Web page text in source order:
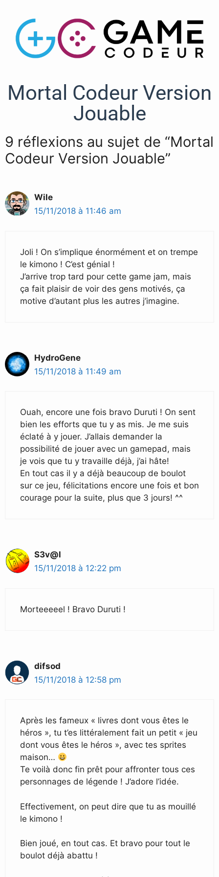
Mortal Codeur Version
Jouable
9 réflexions au sujet de “Mortal
Codeur Version Jouable”
Wile
15/11/2018 à 11:46 am
Joli ! On s’implique énormément et on trempe
le kimono ! C’est génial !
J’arrive trop tard pour cette game jam, mais
ça fait plaisir de voir des gens motivés, ça
motive d’autant plus les autres j’imagine.
HydroGene
15/11/2018 à 11:49 am
Ouah, encore une fois bravo Duruti ! On sent
bien les efforts que tu y as mis. Je me suis
éclaté à y jouer. J’allais demander la
possibilité de jouer avec un gamepad, mais
je vois que tu y travaille déjà, j’ai hâte!
En tout cas il y a déjà beaucoup de boulot
sur ce jeu, félicitations encore une fois et bon
courage pour la suite, plus que 3 jours! ^^
S3v@l
15/11/2018 à 12:22 pm
Morteeeeel ! Bravo Duruti !
difsod
15/11/2018 à 12:58 pm
Après les fameux « livres dont vous êtes le
héros », tu t’es littéralement fait un petit « jeu
dont vous êtes le héros », avec tes sprites
maison…
Te voilà donc fin prêt pour affronter tous ces
personnages de légende ! J’adore l’idée.
Effectivement, on peut dire que tu as mouillé
le kimono !
Bien joué, en tout cas. Et bravo pour tout le
boulot déjà abattu !